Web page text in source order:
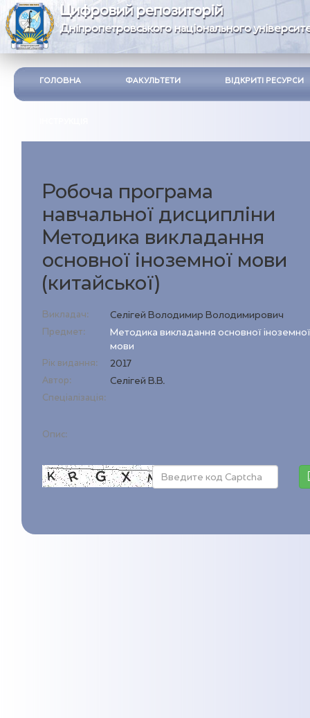
Цифровий репозиторій
Дніпропетровського національного
ГОЛОВНА ФАКУЛЬТЕТИ ВІДКРИТІ РЕСУРСИ
Робоча програма
навчальної дисципліни
Методика викладання
основної іноземної мови
(китайської)
Викладач: Селігей Володимир Володимирович
Предмет:
Методика викладання основної
мови
Рік видання: 2017
Автор: Селігей В.В.
Спеціалізація:
Опис: